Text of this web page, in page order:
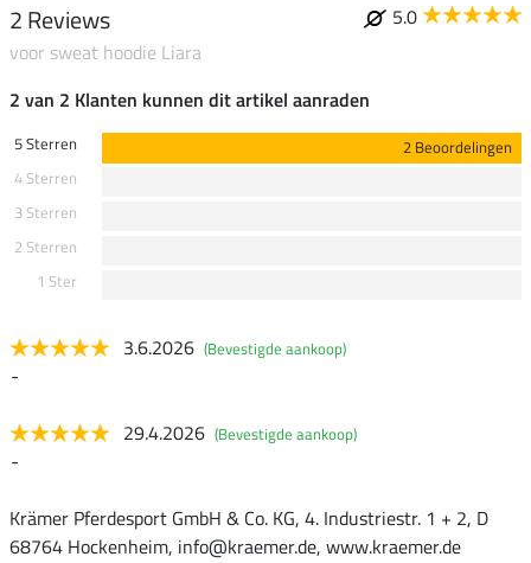
2 Reviews
5.0
voor sweat hoodie Liara
2 van 2 Klanten kunnen dit artikel aanraden
5 Sterren
2 Beoordelingen
4 Sterren
3 Sterren
2 Sterren
1 Ster
3.6.2026 (Bevestigde aankoop)
-
29.4.2026 (Bevestigde aankoop)
-
Krämer Pferdesport GmbH & Co. KG, 4. Industriestr. 1 + 2, D
68764 Hockenheim, info@kraemer.de, www.kraemer.de